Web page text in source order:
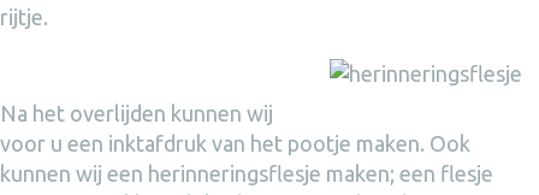
rijtje.
Na het overlijden kunnen wij
voor u een inktafdruk van het pootje maken. Ook
kunnen wij een herinneringsflesje maken; een flesje